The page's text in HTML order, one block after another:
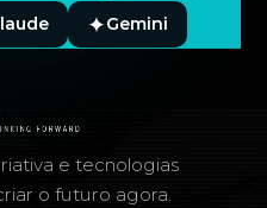
Gemini
e tecnologias
o futuro agora.